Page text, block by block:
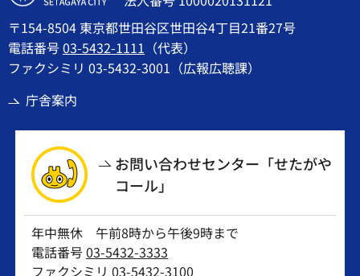
〒154-8504 東京都世田谷区世田谷4丁目21番27号
電話番号03-5432-1111 （代表）
ファクシミリ 03-5432-3001（広報広聴課）
庁舎案内
お問い合わせセンター「せたがや
コール」
年中無休 午前8時から午後9時まで
電話番号03-5432-3333
ファクシミリ 03-5432-3100